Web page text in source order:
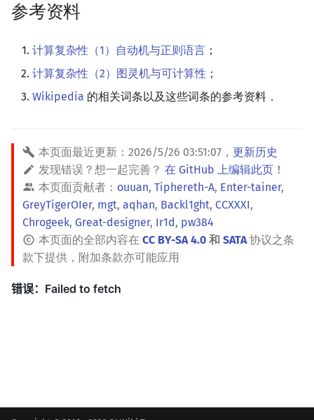
参考资料
计算复杂性（1）自动机与正则语言 ；
计算复杂性（2）图灵机与可计算性 ；
Wikipedia 的相关词条以及这些词条的参考资料．
本页面最近更新： 2026/5/26 03:51:07 ， 更新历史
发现错误？想一起完善？ 在 GitHub 上编辑此页！
本页面贡献者： ouuan, Tiphereth-A, Enter-tainer,
GreyTigerOIer, mgt, aqhan, Backl1ght, CCXXXI,
Chrogeek, Great-designer, Ir1d, pw384
本页面的全部内容在 CC BY-SA 4.0 和 SATA协议之条
款下提供，附加条款亦可能应用